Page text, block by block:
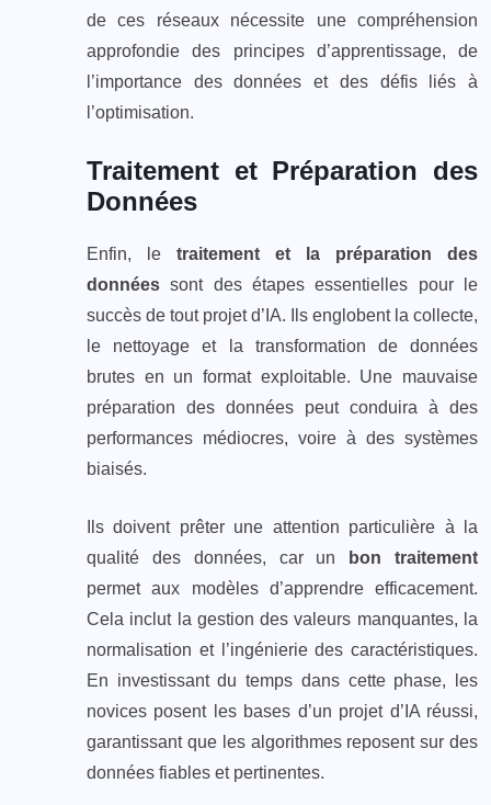
de ces réseaux nécessite une compréhension
approfondie des principes d’apprentissage, de
l’importance des données et des défis liés à
l’optimisation.
Traitement et Préparation des
Données
Enfin, le traitement et la préparation des
données sont des étapes essentielles pour le
succès de tout projet d’IA. Ils englobent la collecte,
le nettoyage et la transformation de données
brutes en un format exploitable. Une mauvaise
préparation des données peut conduira à des
performances médiocres, voire à des systèmes
biaisés.
Ils doivent prêter une attention particulière à la
qualité des données, car un
bon traitement
permet aux modèles d’apprendre efficacement.
Cela inclut la gestion des valeurs manquantes, la
normalisation et l’ingénierie des caractéristiques.
En investissant du temps dans cette phase, les
novices posent les bases d’un projet d’IA réussi,
garantissant que les algorithmes reposent sur des
données fiables et pertinentes.